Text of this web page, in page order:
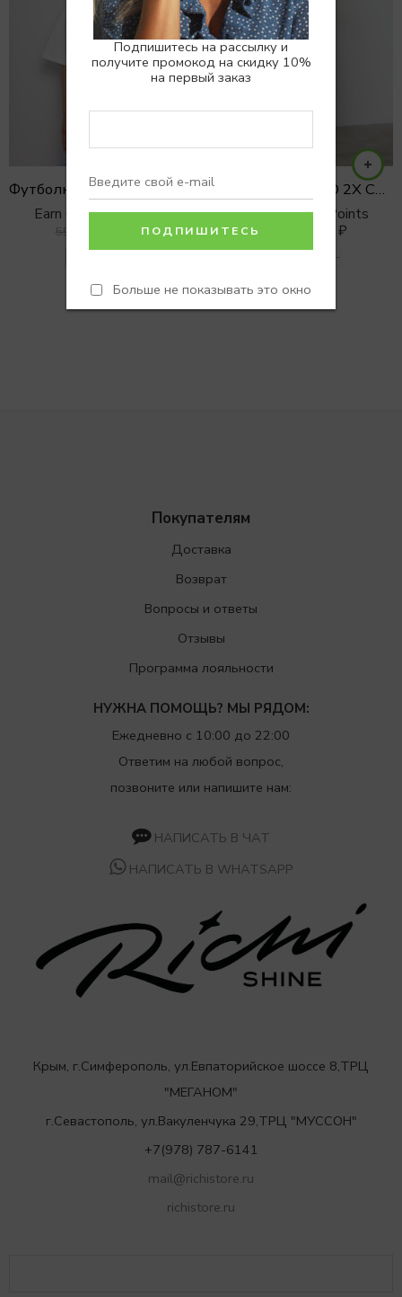
Подпишитесь на рассылку и
получите промокод на скидку 10%
на первый заказ
Больше не показывать это окно
Футболка с кристаллами BLOOMING бел
Earn 0 Reward Points
5500 ₽
ФУТБОЛКА INSPO 2X СТОРОННЯЯ
Earn 0 Reward Points
5500 ₽
Покупателям
Доставка
Возврат
Вопросы и ответы
Отзывы
Программа лояльности
НУЖНА ПОМОЩЬ? МЫ РЯДОМ:
Ежедневно с 10:00 до 22:00
Ответим на любой вопрос,
позвоните или напишите нам:
НАПИСАТЬ В ЧАТ
НАПИСАТЬ В WHATSAPP
Крым, г.Симферополь, ул.Евпаторийское шоссе 8,ТРЦ
"МЕГАНОМ"
г.Севастополь, ул.Вакуленчука 29,ТРЦ "МУССОН"
+7(978) 787-6141
mail@richistore.ru
richistore.ru